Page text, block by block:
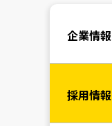
企業情報
採用情報